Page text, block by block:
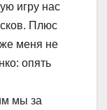
игру нас
Плюс
меня не
опять
мы за